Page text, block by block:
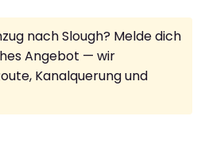
nach Slough? Melde dich
Angebot — wir
Kanalquerung und